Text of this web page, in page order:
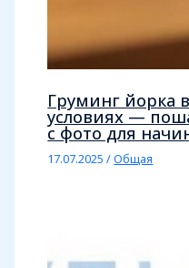
Груминг йорка
условиях —
с фото для
17.07.2025/Общая